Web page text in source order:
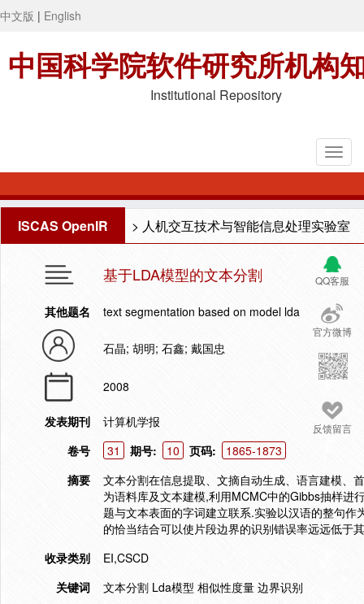
中文版 | English
中国科学院软件研究所机构
Institutional Repository
ISCAS OpenIR > 人机交互技术与智能信息处理实验室
QQ客服
官方微博
反馈留言
基于LDA模型的文本分割
其他题名 text segmentation based on model lda
石晶; 胡明; 石鑫; 戴国忠
2008
发表期刊
计算机学报
卷号
31 期号: 10 页码:
1865-1873
摘要
文本分割在信息提取、文摘自动生成、语言建模、
为语料库及文本建模,利用MCMC中的Gibbs抽样进
题与文本表面的字词建立联系.实验以汉语的整句
的恰当结合可以使片段边界的识别错误率远远低于
收录类别
EI,CSCD
关键词
文本分割 Lda模型 相似性度量 边界识别